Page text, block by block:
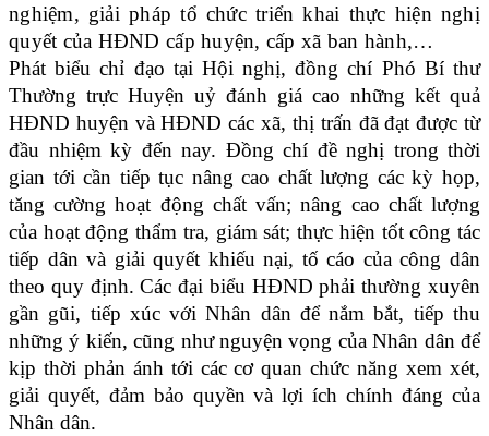
nghiệm, giải pháp tổ chức triển khai thực hiện nghị
quyết của HĐND cấp huyện, cấp xã ban hành,…
Phát biểu chỉ đạo tại Hội nghị, đồng chí Phó Bí thư
Thường trực Huyện uỷ đánh giá cao những kết quả
HĐND huyện và HĐND các xã, thị trấn đã đạt được từ
đầu nhiệm kỳ đến nay. Đồng chí đề nghị trong thời
gian tới cần tiếp tục nâng cao chất lượng các kỳ họp,
tăng cường hoạt động chất vấn; nâng cao chất lượng
của hoạt động thẩm tra, giám sát; thực hiện tốt công tác
tiếp dân và giải quyết khiếu nại, tố cáo của công dân
theo quy định. Các đại biểu HĐND phải thường xuyên
gần gũi, tiếp xúc với Nhân dân để nắm bắt, tiếp thu
những ý kiến, cũng như nguyện vọng của Nhân dân để
kịp thời phản ánh tới các cơ quan chức năng xem xét,
giải quyết, đảm bảo quyền và lợi ích chính đáng của
Nhân dân.